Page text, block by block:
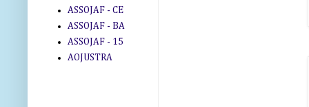
ASSOJAF - CE
ASSOJAF - BA
ASSOJAF - 15
AOJUSTRA